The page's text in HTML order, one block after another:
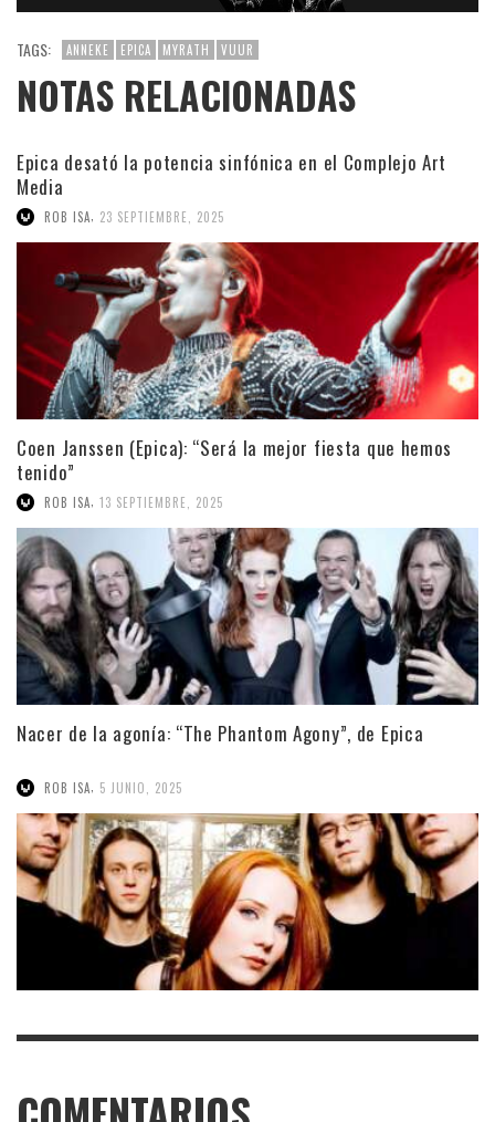
TAGS: ANNEKE EPICA MYRATH VUUR
NOTAS RELACIONADAS
Epica desató la potencia sinfónica en el Complejo Art
Media
ROB ISA, 23 SEPTIEMBRE, 2025
Coen Janssen (Epica): “Será la mejor fiesta que hemos
tenido”
ROB ISA 13 SEPTIEMBRE, 2025
Nacer de la agonía: “The Phantom Agony”, de Epica
ROB ISA 5 JUNIO, 2025